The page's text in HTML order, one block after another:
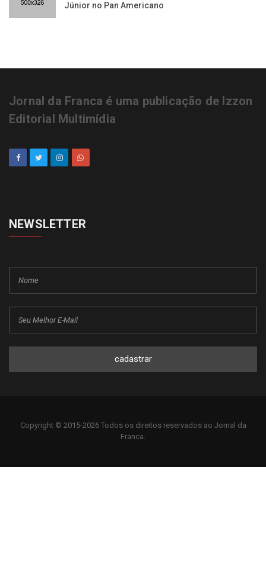
Júnior no Pan Americano
Jornal da Franca é uma publicação de Izzon
Editorial Multimídia
NEWSLETTER
cadastrar
Copyright © 2015-2026 Todos os direitos reservados ao Jornal da
Franca.